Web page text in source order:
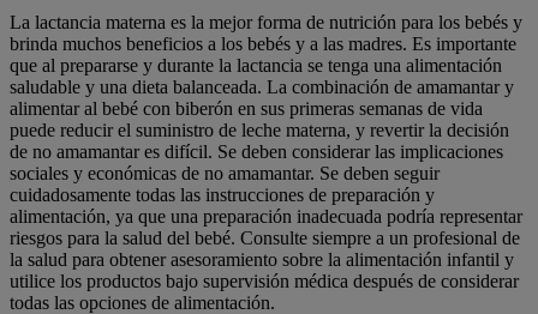
La lactancia materna es la mejor forma de nutrición para los bebés y
brinda muchos beneficios a los bebés y a las madres. Es importante
que al prepararse y durante la lactancia se tenga una alimentación
saludable y una dieta balanceada. La combinación de amamantar y
alimentar al bebé con biberón en sus primeras semanas de vida
puede reducir el suministro de leche materna, y revertir la decisión
de no amamantar es difícil. Se deben considerar las implicaciones
sociales y económicas de no amamantar. Se deben seguir
cuidadosamente todas las instrucciones de preparación y
alimentación, ya que una preparación inadecuada podría representar
riesgos para la salud del bebé. Consulte siempre a un profesional de
la salud para obtener asesoramiento sobre la alimentación infantil y
utilice los productos bajo supervisión médica después de considerar
todas las opciones de alimentación.